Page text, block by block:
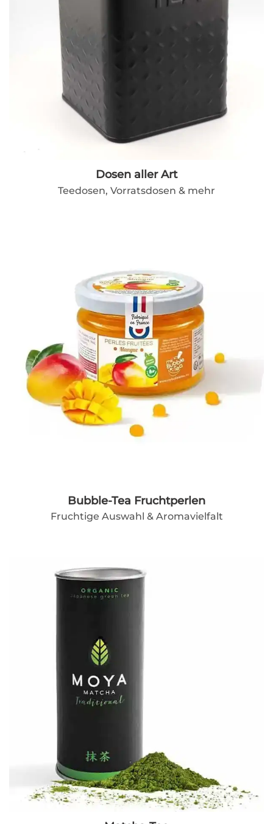
Dosen aller Art
Teedosen, Vorratsdosen & mehr
Bubble-Tea Fruchtperlen
Fruchtige Auswahl & Aromavielfalt